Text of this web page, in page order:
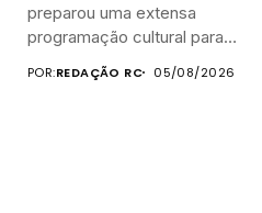
preparou uma extensa
programação cultural para
POR:REDAÇÃO RC 05/08/2026